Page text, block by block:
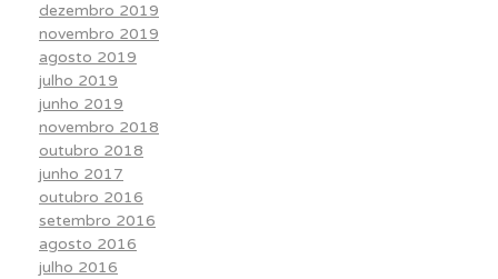
dezembro 2019
novembro 2019
agosto 2019
julho 2019
junho 2019
novembro 2018
outubro 2018
junho 2017
outubro 2016
setembro 2016
agosto 2016
julho 2016